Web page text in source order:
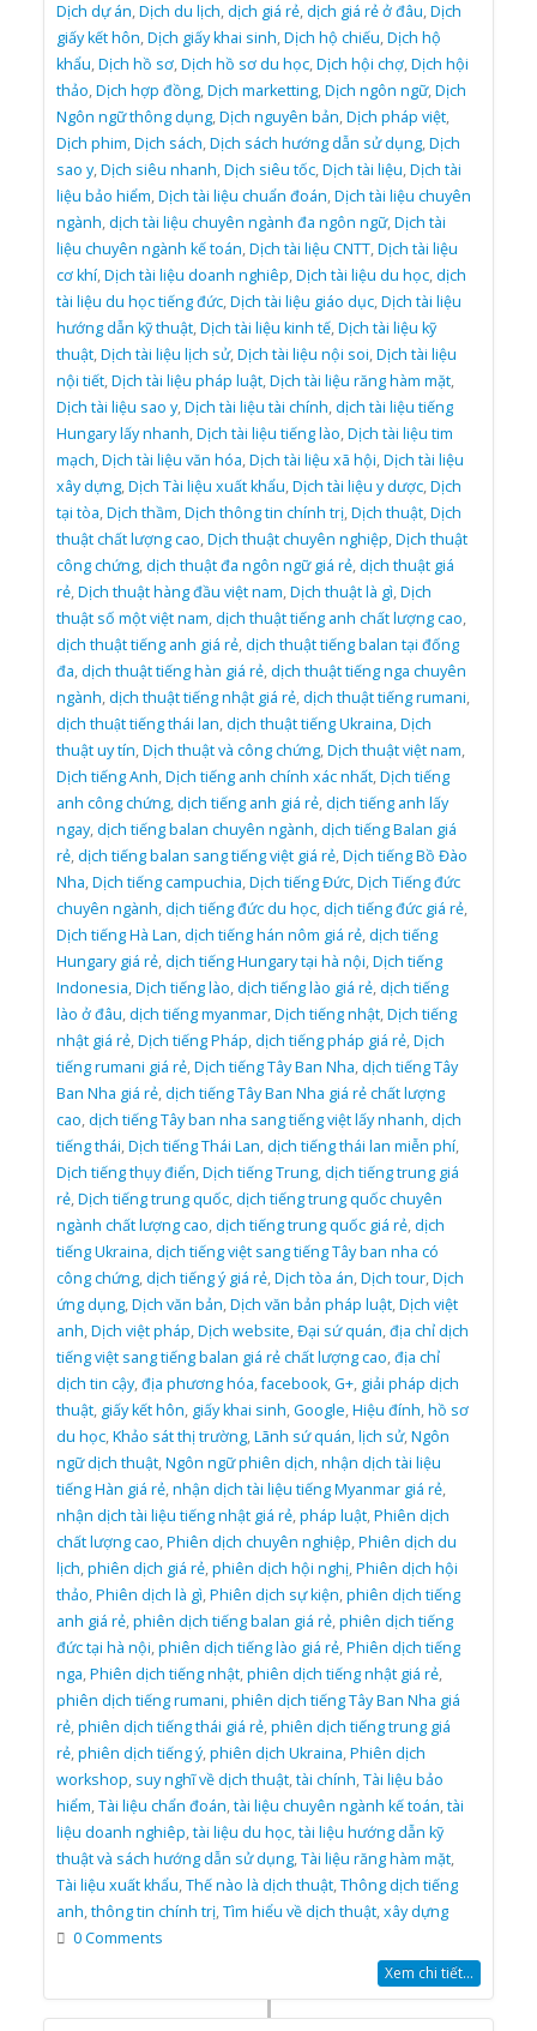
Dịch dự án,Dịch du lịch,dịch giá rẻ,dịch giá rẻ ở đâu,Dịch
giấy kết hôn,Dịch giấy khai sinh,Dịch hộ chiếu,Dịch hộ
khẩu,Dịch hồ sơ,Dịch hồ sơ du học,Dịch hội chợ,Dịch hội
thảo,Dịch hợp đồng,Dịch marketting,Dịch ngôn ngữ,Dịch
Ngôn ngữ thông dụng,Dịch nguyên bản,Dịch pháp việt,
Dịch phim,Dịch sách,Dịch sách hướng dẫn sử dụng,Dịch
sao y,Dịch siêu nhanh,Dịch siêu tốc,Dịch tài liệu,Dịch tài
liệu bảo hiểm,Dịch tài liệu chuẩn đoán,Dịch tài liệu chuyên
ngành,dịch tài liệu chuyên ngành đa ngôn ngữ,Dịch tài
liệu chuyên ngành kế toán,Dịch tài liệu CNTT,Dịch tài liệu
cơ khí,Dịch tài liệu doanh nghiêp,Dịch tài liệu du học,dịch
tài liệu du học tiếng đức,Dịch tài liệu giáo dục,Dịch tài liệu
hướng dẫn kỹ thuật,Dịch tài liệu kinh tế,Dịch tài liệu kỹ
thuật,Dịch tài liệu lịch sử,Dịch tài liệu nội soi,Dịch tài liệu
nội tiết,Dịch tài liệu pháp luật,Dịch tài liệu răng hàm mặt,
Dịch tài liệu sao y,Dịch tài liệu tài chính,dịch tài liệu tiếng
Hungary lấy nhanh,Dịch tài liệu tiếng lào,Dịch tài liệu tim
mạch,Dịch tài liệu văn hóa,Dịch tài liệu xã hội,Dịch tài liệu
xây dựng,Dịch Tài liệu xuất khẩu,Dịch tài liệu y dược,Dịch
tại tòa,Dịch thầm,Dịch thông tin chính trị,Dịch thuật,Dịch
thuật chất lượng cao,Dịch thuật chuyên nghiệp,Dịch thuật
công chứng,dịch thuật đa ngôn ngữ giá rẻ,dịch thuật giá
rẻ,Dịch thuật hàng đầu việt nam,Dịch thuật là gì,Dịch
thuật số một việt nam,dịch thuật tiếng anh chất lượng cao,
dịch thuật tiếng anh giá rẻ,dịch thuật tiếng balan tại đống
đa,dịch thuật tiếng hàn giá rẻ,dịch thuật tiếng nga chuyên
ngành,dịch thuật tiếng nhật giá rẻ,dịch thuật tiếng rumani,
dịch thuật tiếng thái lan,dịch thuật tiếng Ukraina,Dịch
thuật uy tín,Dịch thuật và công chứng,Dịch thuật việt nam,
Dịch tiếng Anh,Dịch tiếng anh chính xác nhất,Dịch tiếng
anh công chứng,dịch tiếng anh giá rẻ,dịch tiếng anh lấy
ngay,dịch tiếng balan chuyên ngành,dịch tiếng Balan giá
rẻ,dịch tiếng balan sang tiếng việt giá rẻ,Dịch tiếng Bồ Đào
Nha,Dịch tiếng campuchia,Dịch tiếng Đức,Dịch Tiếng đức
chuyên ngành,dịch tiếng đức du học,dịch tiếng đức giá rẻ,
Dịch tiếng Hà Lan,dịch tiếng hán nôm giá rẻ,dịch tiếng
Hungary giá rẻ,dịch tiếng Hungary tại hà nội,Dịch tiếng
Indonesia,Dịch tiếng lào,dịch tiếng lào giá rẻ,dịch tiếng
lào ở đâu,dịch tiếng myanmar,Dịch tiếng nhật,Dịch tiếng
nhật giá rẻ,Dịch tiếng Pháp,dịch tiếng pháp giá rẻ,Dịch
tiếng rumani giá rẻ,Dịch tiếng Tây Ban Nha,dịch tiếng Tây
Ban Nha giá rẻ,dịch tiếng Tây Ban Nha giá rẻ chất lượng
cao,dịch tiếng Tây ban nha sang tiếng việt lấy nhanh,dịch
tiếng thái,Dịch tiếng Thái Lan,dịch tiếng thái lan miễn phí,
Dịch tiếng thụy điển,Dịch tiếng Trung,dịch tiếng trung giá
rẻ,Dịch tiếng trung quốc,dịch tiếng trung quốc chuyên
ngành chất lượng cao,dịch tiếng trung quốc giá rẻ,dịch
tiếng Ukraina,dịch tiếng việt sang tiếng Tây ban nha có
công chứng,dịch tiếng ý giá rẻ,Dịch tòa án,Dịch tour,Dịch
ứng dụng,Dịch văn bản,Dịch văn bản pháp luật,Dịch việt
anh,Dịch việt pháp,Dịch website,Đại sứ quán,địa chỉ dịch
tiếng việt sang tiếng balan giá rẻ chất lượng cao,địa chỉ
dịch tin cậy,địa phương hóa,facebook,G+, giải pháp dịch
thuật, giấy kết hôn, giấy khai sinh,Google,Hiệu đính,hồ sơ
du học,Khảo sát thị trường,Lãnh sứ quán,lịch sử,Ngôn
ngữ dịch thuật,Ngôn ngữ phiên dịch,nhận dịch tài liệu
tiếng Hàn giá rẻ,nhận dịch tài liệu tiếng Myanmar giá rẻ,
nhận dịch tài liệu tiếng nhật giá rẻ,pháp luật,Phiên dịch
chất lượng cao,Phiên dịch chuyên nghiệp,Phiên dịch du
lịch,phiên dịch giá rẻ,phiên dịch hội nghị,Phiên dịch hội
thảo,Phiên dịch là gì,Phiên dịch sự kiện,phiên dịch tiếng
anh giá rẻ,phiên dịch tiếng balan giá rẻ,phiên dịch tiếng
đức tại hà nội,phiên dịch tiếng lào giá rẻ,Phiên dịch tiếng
nga,Phiên dịch tiếng nhật,phiên dịch tiếng nhật giá rẻ,
phiên dịch tiếng rumani,phiên dịch tiếng Tây Ban Nha giá
rẻ,phiên dịch tiếng thái giá rẻ,phiên dịch tiếng trung giá
rẻ,phiên dịch tiếng ý,phiên dịch Ukraina,Phiên dịch
workshop, suy nghĩ về dịch thuật,tài chính,Tài liệu bảo
hiểm,Tài liệu chẩn đoán,tài liệu chuyên ngành kế toán,tài
liệu doanh nghiêp,tài liệu du học,tài liệu hướng dẫn kỹ
thuật và sách hướng dẫn sử dụng,Tài liệu răng hàm mặt,
Tài liệu xuất khẩu,Thế nào là dịch thuật,Thông dịch tiếng
anh,thông tin chính trị,Tìm hiểu về dịch thuật,xây dựng
0 Comments
Xem chi tiết...